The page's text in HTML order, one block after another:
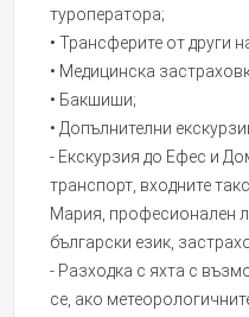
туроператора;
• Трансферите от други
• Медицинска
• Бакшиши;
• Допълнителни
- Екскурзия до Ефес и
транспорт, входните
Мария, професионален
български език,
- Разходка с яхта с
се, ако